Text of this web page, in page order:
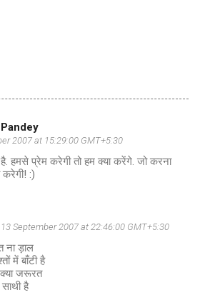
2007 at 15:29:00 GMT+5:30
हमसे प्रेम करेगी तो हम क्या करेंगे. जो करना
करेगी! :)
13 September 2007 at 22:46:00 GMT+5:30
ना ड़ाल
में बाँटी है
क्या जरूरत
है